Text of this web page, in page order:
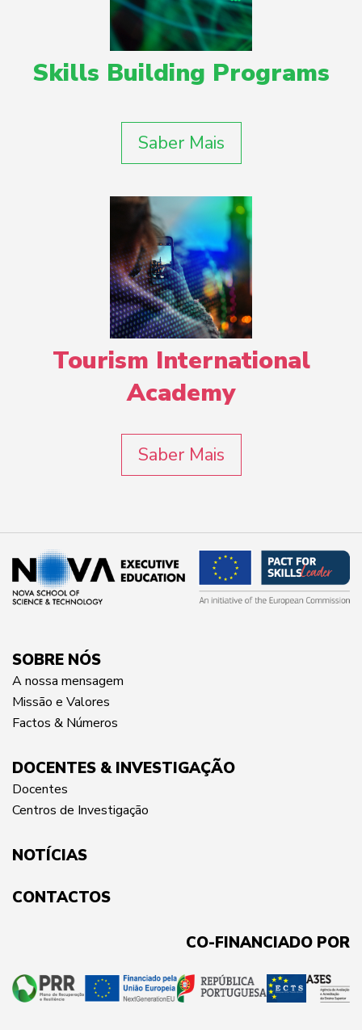
Skills Building Programs
Saber Mais
Tourism International
Academy
Saber Mais
SOBRE NÓS
A nossa mensagem
Missão e Valores
Factos & Números
DOCENTES & INVESTIGAÇÃO
Docentes
Centros de Investigação
NOTÍCIAS
CONTACTOS
CO-FINANCIADO POR